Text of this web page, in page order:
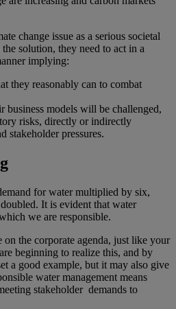
change issue as a serious societal
solution, they need to act in a
implying:
they reasonably can to combat
business models will be challenged,
risks, directly or indirectly
stakeholder pressures.
for water multiplied by six,
It is evident that water
we are responsible.
on the corporate agenda, just like your
beginning to realize this, and by
a good example, but it may also give
water management means
stakeholder demands to